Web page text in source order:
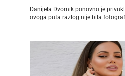
Danijela Dvornik ponovno je
ovoga puta razlog nije bila